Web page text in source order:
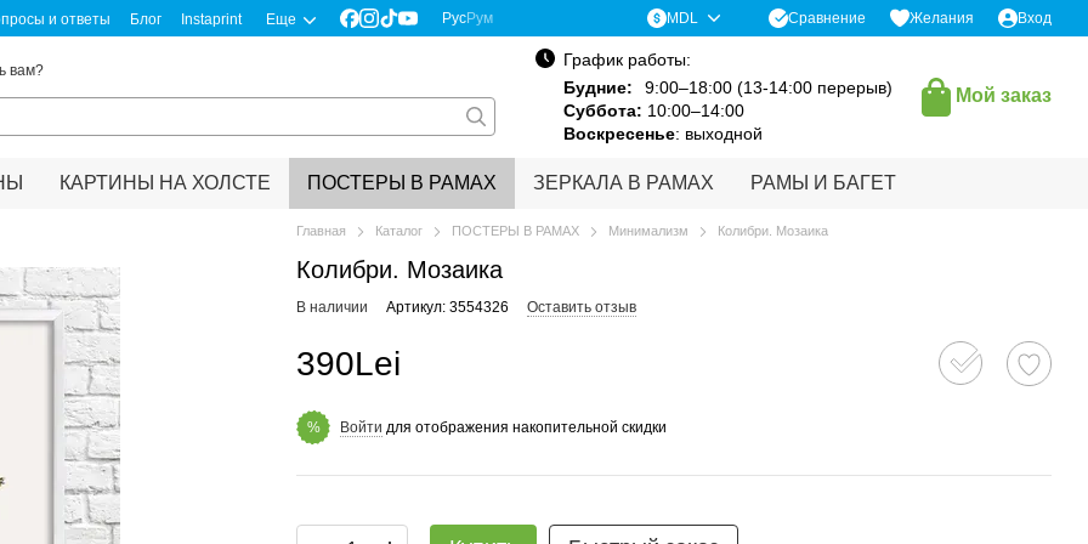
и ответы Блог Instaprint Еще РусРум MDL Сравнение Желания Вход
вам?
График работы:
Будние:
9:00–18:00 (13-14:00 перерыв)
Суббота: 10:00–14:00
Воскресенье: выходной
Мой заказ
КАРТИНЫ НА ХОЛСТЕ ПОСТЕРЫ В РАМАХ ЗЕРКАЛА В РАМАХ РАМЫ И БАГЕТ
Главная Каталог ПОСТЕРЫ В РАМАХ Минимализм Колибри. Мозаика
Колибри. Мозаика
В наличии Артикул: 3554326 Оставить отзыв
390Lei
% Войти для отображения накопительной скидки